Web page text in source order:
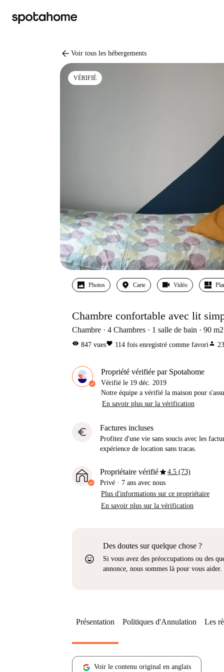
arrow_back Voir tous les hébergements
VÉRIFIÉ
Photos Carte Vidéo
Chambre confortable avec lit
Chambre 4 Chambres 1 salle de bain 90 m2
visibility 847 vuesfavorite 114 fois enregistré comme favoriperson 23
Propriété vérifiée par Spotahome
Vérifié le 19 déc. 2019
Notre équipe a vérifié la maison pour
En savoir plus sur la vérification
euro Factures incluses
Profitez d'une vie sans soucis avec les
expérience de location sans tracas.
Propriétaire vérifiéstar4.5 (73)
Privé · 7 ans avec nous
Plus d'informations sur ce propriétaire
En savoir plus sur la vérification
sentiment_very_satisfied
Des doutes sur quelque chose ?
Si vous avez des préoccupations ou des
annonce, nous sommes là pour vous aider.
Présentation Politiques d'Annulation Les
Voir le contenu original en anglais